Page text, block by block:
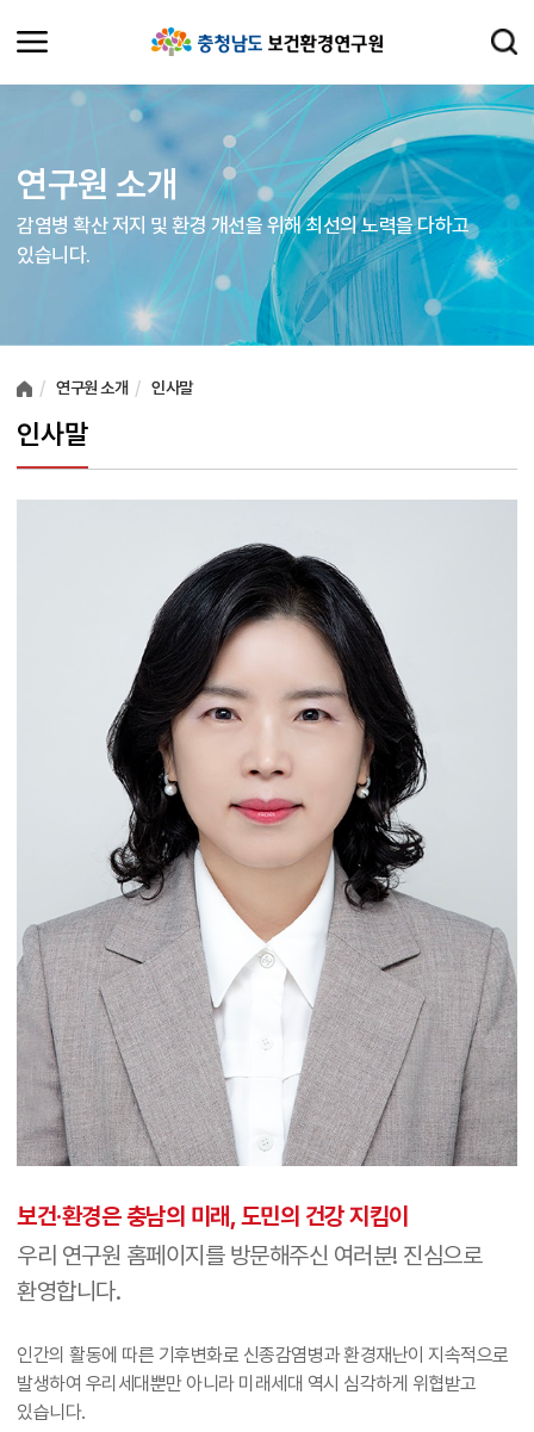
연구원 소개
감염병 확산 저지 및 환경 개선을 위해 최선의 노력을 다하고
있습니다.
연구원 소개 인사말
인사말
보건·환경은 충남의 미래, 도민의 건강 지킴이
우리 연구원 홈페이지를 방문해주신 여러분! 진심으로
환영합니다.
인간의 활동에 따른 기후변화로 신종감염병과 환경재난이 지속적으로
발생하여 우리세대뿐만 아니라 미래세대 역시 심각하게 위협받고
있습니다.
여러분들의 의견을 남겨주세요.